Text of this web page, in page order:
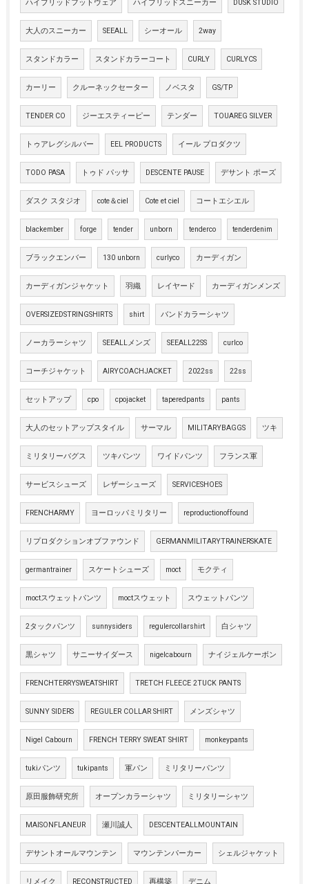
ハイブリッドフットウェア ハイブリッドスニーカー DUSK STUDIO
大人のスニーカー SEEALL シーオール 2way
スタンドカラー スタンドカラーコート CURLY CURLYCS
カーリー クルーネックセーター ノベスタ GS/TP
TENDER CO ジーエスティーピー テンダー TOUAREG SILVER
トゥアレグシルバー EEL PRODUCTS イール プロダクツ
TODO PASA トゥド パッサ DESCENTE PAUSE デサント ポーズ
ダスク スタジオ cote＆ciel Cote et ciel コートエシエル
blackember forge tender unborn tenderco tenderdenim
ブラックエンバー 130 unborn curlyco カーディガン
カーディガンジャケット 羽織 レイヤード カーディガンメンズ
OVERSIZEDSTRINGSHIRTS shirt バンドカラーシャツ
ノーカラーシャツ SEEALLメンズ SEEALL22SS curlco
コーチジャケット AIRYCOACHJACKET 2022ss 22ss
セットアップ cpo cpojacket taperedpants pants
大人のセットアップスタイル サーマル MILITARYBAGGS ツキ
ミリタリーバグス ツキパンツ ワイドパンツ フランス軍
サービスシューズ レザーシューズ SERVICESHOES
FRENCHARMY ヨーロッパミリタリー reproductionoffound
リプロダクションオブファウンド GERMANMILITARYTRAINERSKATE
germantrainer スケートシューズ moct モクティ
moctスウェットパンツ moctスウェット スウェットパンツ
2タックパンツ sunnysiders regulercollarshirt 白シャツ
黒シャツ サニーサイダース nigelcabourn ナイジェルケーボン
FRENCHTERRYSWEATSHIRT TRETCH FLEECE 2TUCK PANTS
SUNNY SIDERS REGULER COLLAR SHIRT メンズシャツ
Nigel Cabourn FRENCH TERRY SWEAT SHIRT monkeypants
tukiパンツ tukipants 軍パン ミリタリーパンツ
原田服飾研究所 オープンカラーシャツ ミリタリーシャツ
MAISONFLANEUR 瀬川誠人 DESCENTEALLMOUNTAIN
デサントオールマウンテン マウンテンパーカー シェルジャケット
リメイク RECONSTRUCTED 再構築 デニム